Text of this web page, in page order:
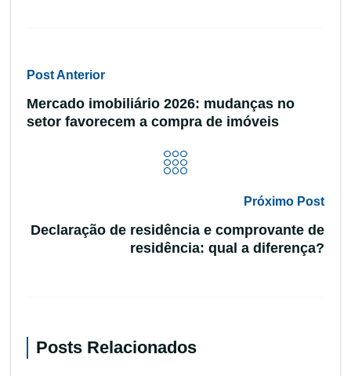
Post Anterior
Mercado imobiliário 2026: mudanças no
setor favorecem a compra de imóveis
Próximo Post
Declaração de residência e comprovante de
residência: qual a diferença?
Posts Relacionados